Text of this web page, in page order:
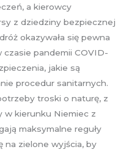
a kierowcy
z dziedziny bezpiecznej
okazywała się pewna
czasie pandemii COVID-
jakie są
procedur sanitarnych.
troski o naturę, z
w kierunku Niemiec z
maksymalne reguły
na zielone wyjścia, by